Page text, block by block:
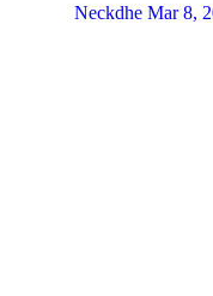
Neckdhe Mar 8,